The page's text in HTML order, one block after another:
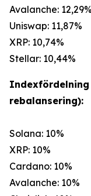
Avalanche: 12,29%
Uniswap: 11,87%
XRP: 10,74%
Stellar: 10,44%
rebalansering):
Solana: 10%
XRP: 10%
Cardano: 10%
Avalanche: 10%